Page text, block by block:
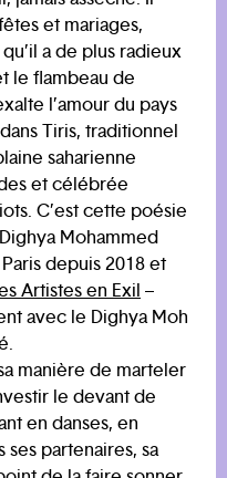
et mariages,
a de plus radieux
le flambeau de
l’amour du pays
Tiris, traditionnel
saharienne
et célébrée
C’est cette poésie
Mohammed
depuis 2018 et
Artistes en Exil –
avec le Dighya Moh
manière de marteler
le devant de
en danses, en
partenaires, sa